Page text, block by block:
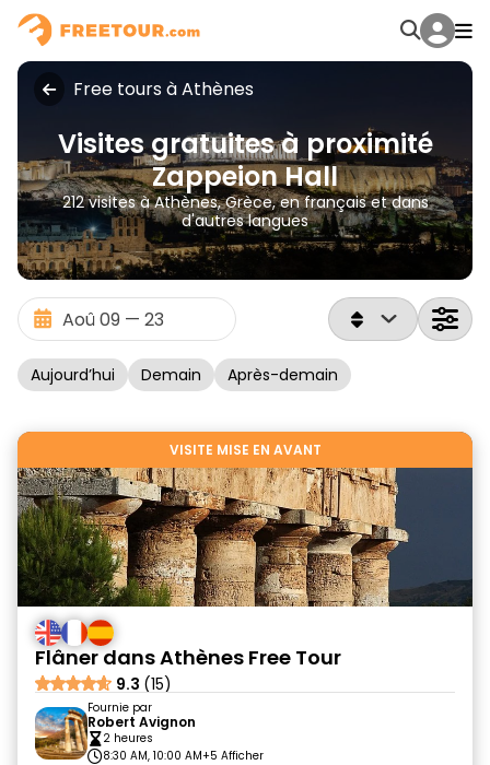
Free tours à Athènes
Visites gratuites à proximité
Zappeion Hall
212 visites à Athènes, Grèce, en français et dans
d'autres langues
Aujourd’hui Demain Après-demain
VISITE MISE EN AVANT
Flâner dans Athènes Free Tour
9.3 (15)
Fournie par
Robert Avignon
2 heures
8:30 AM, 10:00 AM+5 Afficher